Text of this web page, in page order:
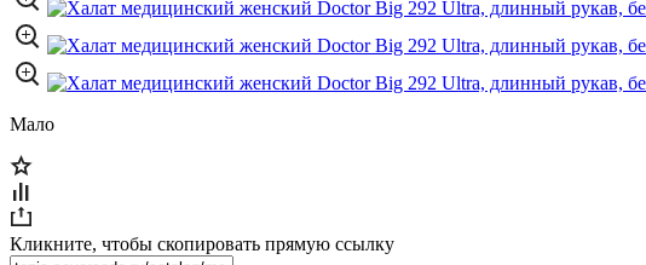
Мало
Кликните, чтобы скопировать прямую ссылку